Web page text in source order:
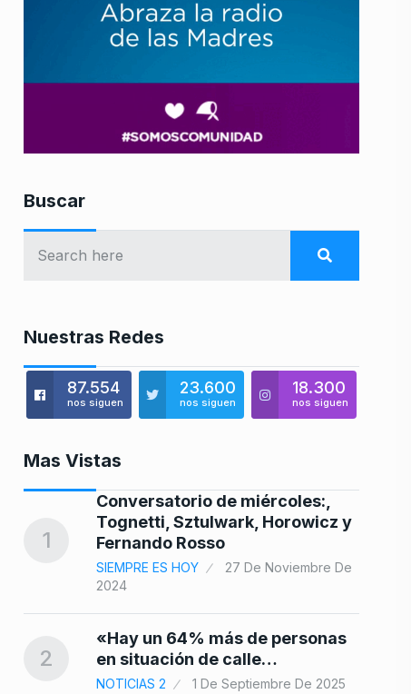
Buscar
Nuestras Redes
87.554
nos siguen
23.600
nos siguen
18.300
nos siguen
Mas Vistas
1
Conversatorio de miércoles:,
Tognetti, Sztulwark, Horowicz y
Fernando Rosso
SIEMPRE ES HOY
27 De Noviembre De
2024
2
«Hay un 64% más de personas
en situación de calle…
NOTICIAS 2 1 De Septiembre De 2025